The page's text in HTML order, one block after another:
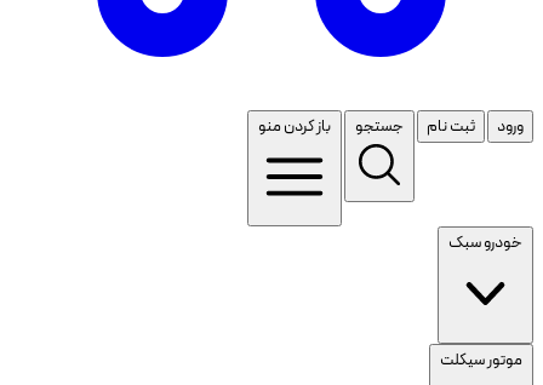
ورود ثبت نام جستجو باز کردن منو
خودرو سبک
موتور سیکلت